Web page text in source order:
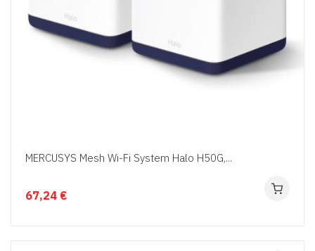
MERCUSYS Mesh Wi-Fi System Halo H50G,...
67,24 €